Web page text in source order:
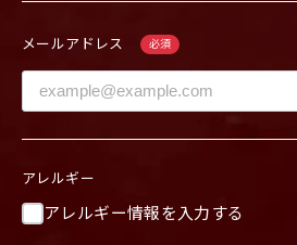
メールアドレス 必須
アレルギー
アレルギー情報を入力する